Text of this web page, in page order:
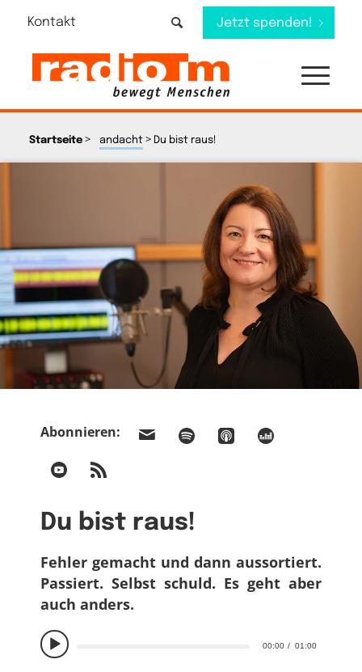
Kontakt Jetzt spenden!
Startseite> andacht> Du bist raus!
Abonnieren:
Du bist raus!
00:00 01:00
Fehler gemacht und dann aussortiert.
Passiert. Selbst schuld. Es geht aber
auch anders.